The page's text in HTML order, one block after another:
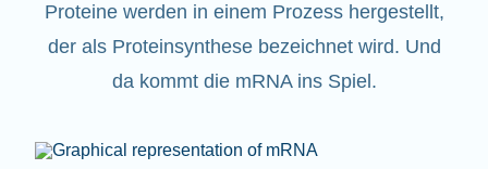
Proteine werden in einem Prozess hergestellt,
der als Proteinsynthese bezeichnet wird. Und
da kommt die mRNA ins Spiel.